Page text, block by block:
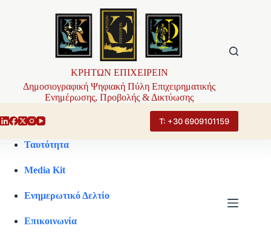
ΚΡΗΤΩΝ ΕΠΙΧΕΙΡΕΙΝ
Δημοσιογραφική Ψηφιακή Πύλη Επιχειρηματικής
Ενημέρωσης, Προβολής & Δικτύωσης
Τ: +30 6909101159
Ταυτότητα
Media Kit
Ενημερωτικό Δελτίο
Επικοινωνία